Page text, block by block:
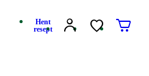
Hent
resept